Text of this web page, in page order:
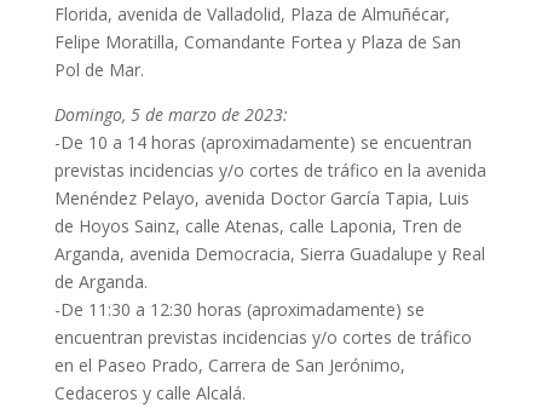
Florida, avenida de Valladolid, Plaza de Almuñécar,
Felipe Moratilla, Comandante Fortea y Plaza de San
Pol de Mar.
Domingo, 5 de marzo de 2023:
-De 10 a 14 horas (aproximadamente) se encuentran
previstas incidencias y/o cortes de tráfico en la avenida
Menéndez Pelayo, avenida Doctor García Tapia, Luis
de Hoyos Sainz, calle Atenas, calle Laponia, Tren de
Arganda, avenida Democracia, Sierra Guadalupe y Real
de Arganda.
-De 11:30 a 12:30 horas (aproximadamente) se
encuentran previstas incidencias y/o cortes de tráfico
en el Paseo Prado, Carrera de San Jerónimo,
Cedaceros y calle Alcalá.